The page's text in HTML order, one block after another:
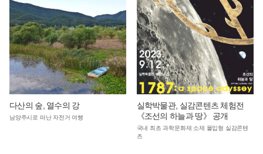
다산의 숲, 열수의 강
남양주시로 떠난 자전거 여행
실학박물관, 실감콘텐츠 체험전
《조선의 하늘과 땅》 공개
국내 최초 과학문화재 소재 몰입형 실감콘텐
츠